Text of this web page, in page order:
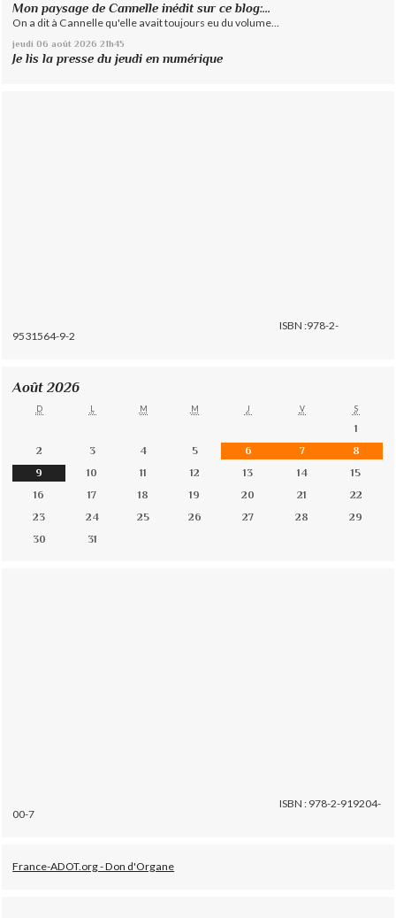
Mon paysage de Cannelle inédit sur ce blog:...
On a dit à Cannelle qu'elle avait toujours eu du volume...
jeudi 06 août 2026 21h45
Je lis la presse du jeudi en numérique
ISBN :978-2-
9531564-9-2
Août 2026
D L M M J V S
1
2
3 4 5 6 7
8
9
10 11 12 13 14
15
16
17 18 19 20 21
22
23
24 25 26 27 28
29
30
31
ISBN : 978-2-919204-
00-7
France-ADOT.org - Don d'Organe